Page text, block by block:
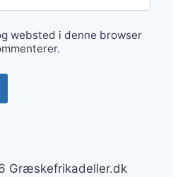
websted i denne browser
Græskefrikadeller.dk